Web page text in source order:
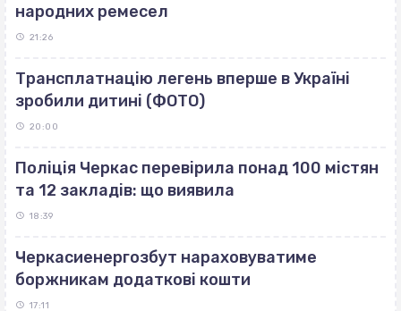
народних ремесел
21:26
Трансплатнацію легень вперше в Україні
зробили дитині (ФОТО)
20:00
Поліція Черкас перевірила понад 100 містян
та 12 закладів: що виявила
18:39
Черкасиенергозбут нараховуватиме
боржникам додаткові кошти
17:11